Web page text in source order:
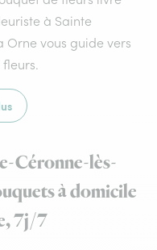
à Sainte
Orne vous guide vers
Céronne-lès-
à domicile
7j/7